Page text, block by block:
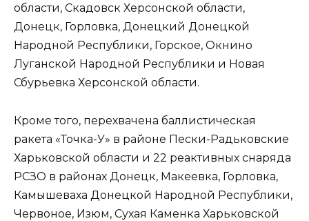
области, Скадовск Херсонской области,
Донецк, Горловка, Донецкий Донецкой
Народной Республики, Горское, Окнино
Луганской Народной Республики и Новая
Сбурьевка Херсонской области.
Кроме того, перехвачена баллистическая
ракета «Точка-У» в районе Пески-Радьковские
Харьковской области и 22 реактивных снаряда
РСЗО в районах Донецк, Макеевка, Горловка,
Камышеваха Донецкой Народной Республики,
Червоное, Изюм, Сухая Каменка Харьковской